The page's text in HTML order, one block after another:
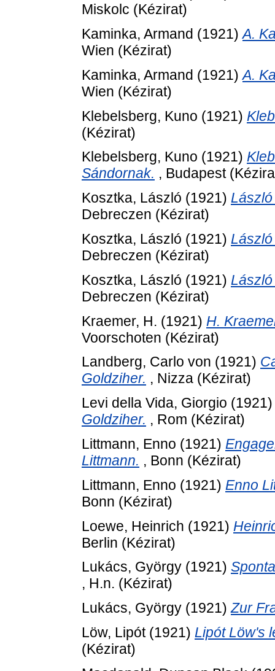
Miskolc (Kézirat)
Kaminka, Armand (1921)A.
Wien (Kézirat)
Kaminka, Armand (1921)A.
Wien (Kézirat)
Klebelsberg, Kuno (1921)
(Kézirat)
Klebelsberg, Kuno (1921)
Sándornak. , Budapest
Kosztka, László (1921)
Debreczen (Kézirat)
Kosztka, László (1921)
Debreczen (Kézirat)
Kosztka, László (1921)
Debreczen (Kézirat)
Kraemer, H. (1921) H.
Voorschoten (Kézirat)
Landberg, Carlo von (1921)
Goldziher. , Nizza (Kézirat)
Levi della Vida, Giorgio
Goldziher. , Rom (Kézirat)
Littmann, Enno (1921)
Littmann. , Bonn (Kézirat)
Littmann, Enno (1921) Enno
Bonn (Kézirat)
Loewe, Heinrich (1921)
Berlin (Kézirat)
Lukács, György (1921)
, H.n. (Kézirat)
Lukács, György (1921)Zur
Löw, Lipót(1921) Lipót Löw's
(Kézirat)